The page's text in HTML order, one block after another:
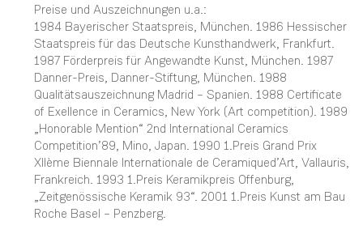
Preise und Auszeichnungen u.a.:
1984 Bayerischer Staatspreis, München. 1986 Hessischer
Staatspreis für das Deutsche Kunsthandwerk, Frankfurt.
1987 Förderpreis für Angewandte Kunst, München. 1987
Danner-Preis, Danner-Stiftung, München. 1988
Qualitätsauszeichnung Madrid – Spanien. 1988 Certificate
of Exellence in Ceramics, New York (Art competition). 1989
„Honorable Mention“ 2nd International Ceramics
Competition’89, Mino, Japan. 1990 1.Preis Grand Prix
XIIème Biennale Internationale de Ceramiqued’Art, Vallauris,
Frankreich. 1993 1.Preis Keramikpreis Offenburg,
„Zeitgenössische Keramik 93“. 2001 1.Preis Kunst am Bau
Roche Basel – Penzberg.